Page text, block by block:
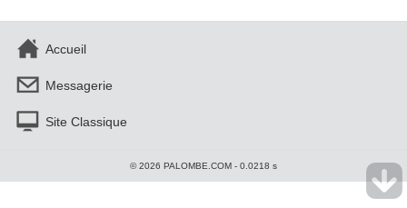
Accueil
Messagerie
Site Classique
© 2026 PALOMBE.COM - 0.0218 s